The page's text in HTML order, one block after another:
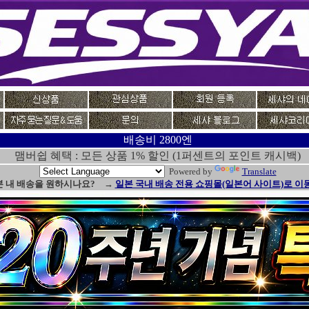
배송비 2800엔
맴버쉽 혜택 : 모든 상품 1% 할인 (1퍼센트의 포인트 캐시백)
Powered by
Translate
내 배송을 원하시나요? → 일본 국내 배송 전용 쇼핑몰(일본어 사이트)로 이